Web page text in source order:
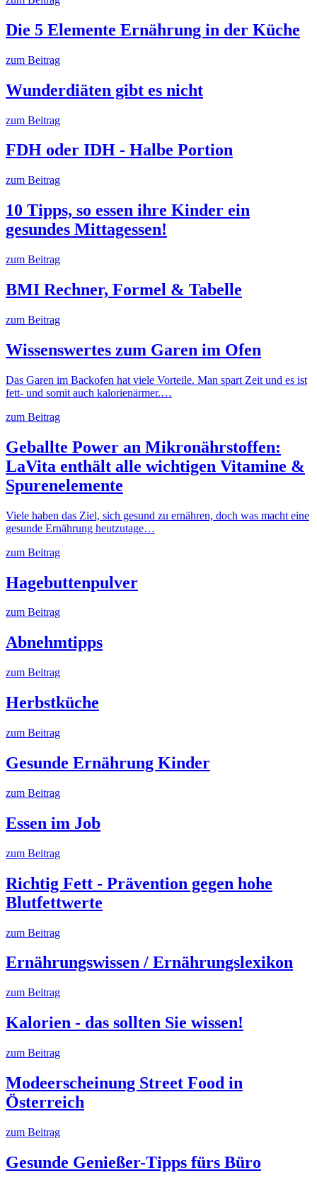
Die 5 Elemente Ernährung in der Küche
zum Beitrag
Wunderdiäten gibt es nicht
zum Beitrag
FDH oder IDH - Halbe Portion
zum Beitrag
10 Tipps, so essen ihre Kinder ein
gesundes Mittagessen!
zum Beitrag
BMI Rechner, Formel & Tabelle
zum Beitrag
Wissenswertes zum Garen im Ofen
Das Garen im Backofen hat viele Vorteile. Man spart Zeit und es ist
fett- und somit auch kalorienärmer.…
zum Beitrag
Geballte Power an Mikronährstoffen:
LaVita enthält alle wichtigen Vitamine &
Spurenelemente
Viele haben das Ziel, sich gesund zu ernähren, doch was macht eine
gesunde Ernährung heutzutage…
zum Beitrag
Hagebuttenpulver
zum Beitrag
Abnehmtipps
zum Beitrag
Herbstküche
zum Beitrag
Gesunde Ernährung Kinder
zum Beitrag
Essen im Job
zum Beitrag
Richtig Fett - Prävention gegen hohe
Blutfettwerte
zum Beitrag
Ernährungswissen / Ernährungslexikon
zum Beitrag
Kalorien - das sollten Sie wissen!
zum Beitrag
Modeerscheinung Street Food in
Österreich
zum Beitrag
Gesunde Genießer-Tipps fürs Büro